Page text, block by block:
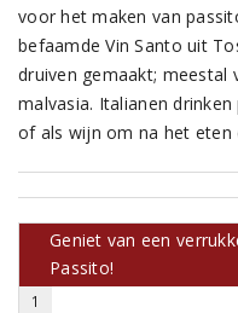
voor het maken van
befaamde Vin Santo uit
druiven gemaakt; meestal
malvasia. Italianen
of als wijn om na het eten
Geniet van een
Passito!
1